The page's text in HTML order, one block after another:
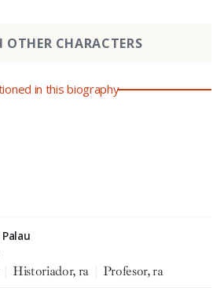
CHARACTERS
in this biography
Historiador, ra Profesor, ra